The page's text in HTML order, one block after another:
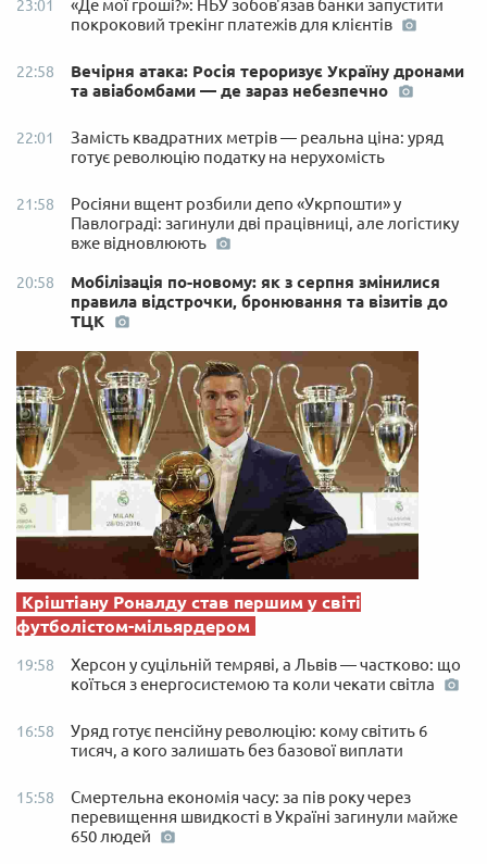
23:01
«Де мої гроші?»: НБУ зобов'язав банки запустити
покроковий трекінг платежів для клієнтів
22:58
Вечірня атака: Росія тероризує Україну дронами
та авіабомбами — де зараз небезпечно
22:01
Замість квадратних метрів — реальна ціна: уряд
готує революцію податку на нерухомість
21:58
Росіяни вщент розбили депо «Укрпошти» у
Павлограді: загинули дві працівниці, але логістику
вже відновлюють
20:58
Мобілізація по-новому: як з серпня змінилися
правила відстрочки, бронювання та візитів до
ТЦК
Кріштіану Роналду став першим у світі
футболістом-мільярдером
19:58
Херсон у суцільній темряві, а Львів — частково: що
коїться з енергосистемою та коли чекати світла
16:58
Уряд готує пенсійну революцію: кому світить 6
тисяч, а кого залишать без базової виплати
15:58
Смертельна економія часу: за пів року через
перевищення швидкості в Україні загинули майже
650 людей